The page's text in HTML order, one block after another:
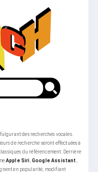
des recherches vocales.
de recherche seront effectuées à
du référencement. Derrière
Apple Siri,Google Assistant ,
en popularité, modifiant